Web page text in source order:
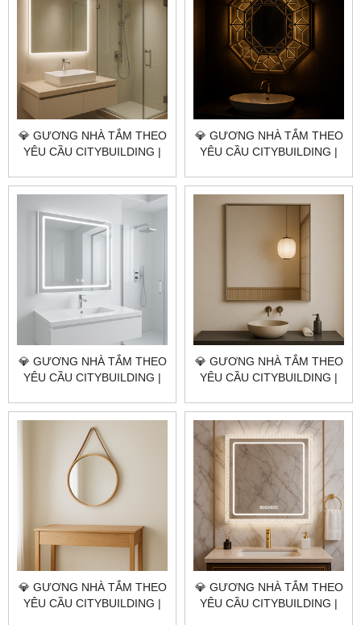
💎 GƯƠNG NHÀ TẮM THEO
YÊU CẦU CITYBUILDING |
GIÁ GƯƠNG NHÀ TẮM XÃ
PHƯỚC HẢI TP.HCM
💎 GƯƠNG NHÀ TẮM THEO
YÊU CẦU CITYBUILDING |
GIÁ GƯƠNG NHÀ TẮM XÃ
💎 GƯƠNG NHÀ TẮM THEO
YÊU CẦU CITYBUILDING |
GIÁ GƯƠNG NHÀ TẮM XÃ
LONG HẢI TP.HCM
💎 GƯƠNG NHÀ TẮM THEO
YÊU CẦU CITYBUILDING |
GIÁ GƯƠNG NHÀ TẮM XÃ
ĐẤT ĐỎ TP.HCM
💎 GƯƠNG NHÀ TẮM THEO
YÊU CẦU CITYBUILDING |
💎 GƯƠNG NHÀ TẮM THEO
YÊU CẦU CITYBUILDING |